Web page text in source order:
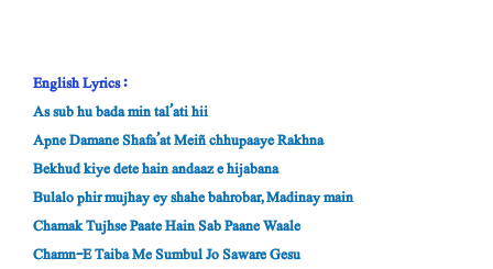
English Lyrics :
As sub hu bada min tal’ati hii
Apne Damane Shafa’at Meiñ chhupaaye Rakhna
Bekhud kiye dete hain andaaz e hijabana
Bulalo phir mujhay ey shahe bahrobar, Madinay main
Chamak Tujhse Paate Hain Sab Paane Waale
Chamn-E Taiba Me Sumbul Jo Saware Gesu